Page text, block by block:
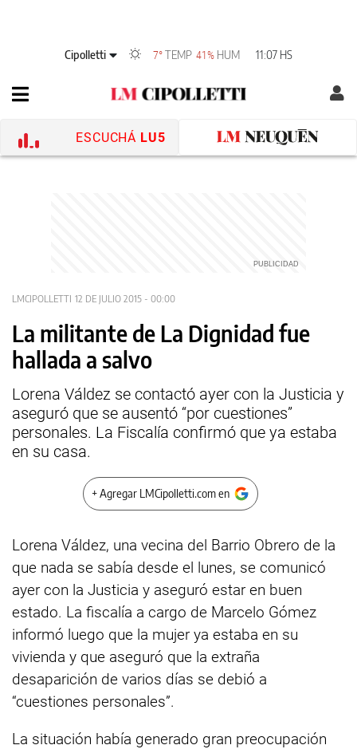
Cipolletti 7°TEMP 41% HUM 11:07 HS
ESCUCHÁ LU5
LMCIPOLLETTI 12 DE JULIO 2015 - 00:00
La militante de La Dignidad fue
hallada a salvo
Lorena Váldez se contactó ayer con la Justicia y
aseguró que se ausentó “por cuestiones”
personales. La Fiscalía confirmó que ya estaba
en su casa.
+ Agregar LMCipolletti.com en
Lorena Váldez, una vecina del Barrio Obrero de la
que nada se sabía desde el lunes, se comunicó
ayer con la Justicia y aseguró estar en buen
estado. La fiscalía a cargo de Marcelo Gómez
informó luego que la mujer ya estaba en su
vivienda y que aseguró que la extraña
desaparición de varios días se debió a
“cuestiones personales”.
La situación había generado gran preocupación